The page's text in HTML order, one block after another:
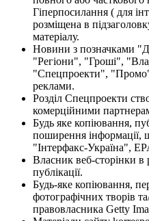
Гіперпосилання ( для
розміщена в
матеріалу.
Новини з позначками
"Регіони", "Гроші",
"Спецпроекти", "Промо"
реклами.
Розділ Спецпроекти
комерційними
Будь яке копіювання,
поширення інформації,
"Інтерфакс-Україна",
Власник веб-сторінки в
публікації.
Будь-яке копіювання,
фотографічних творів
правовласника Getty